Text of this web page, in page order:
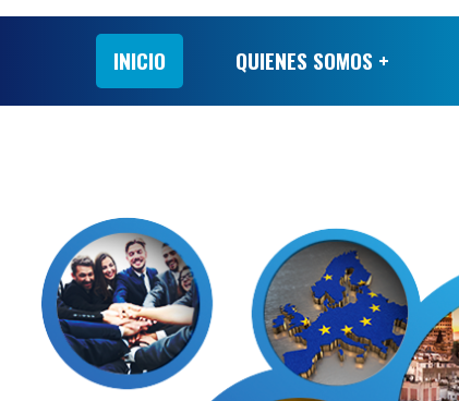
INICIO QUIENES SOMOS +